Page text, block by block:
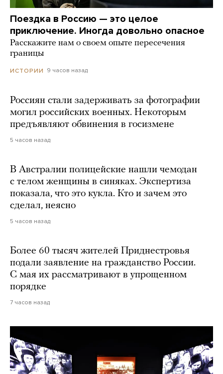
Поездка в Россию — это целое
приключение. Иногда довольно опасное
Расскажите нам о своем опыте пересечения
границы
ИСТОРИИ 9 часов назад
Россиян стали задерживать за фотографии
могил российских военных. Некоторым
предъявляют обвинения в госизмене
5 часов назад
В Австралии полицейские нашли чемодан
с телом женщины в синяках. Экспертиза
показала, что это кукла. Кто и зачем это
сделал, неясно
5 часов назад
Более 60 тысяч жителей Приднестровья
подали заявление на гражданство России.
С мая их рассматривают в упрощенном
порядке
7 часов назад